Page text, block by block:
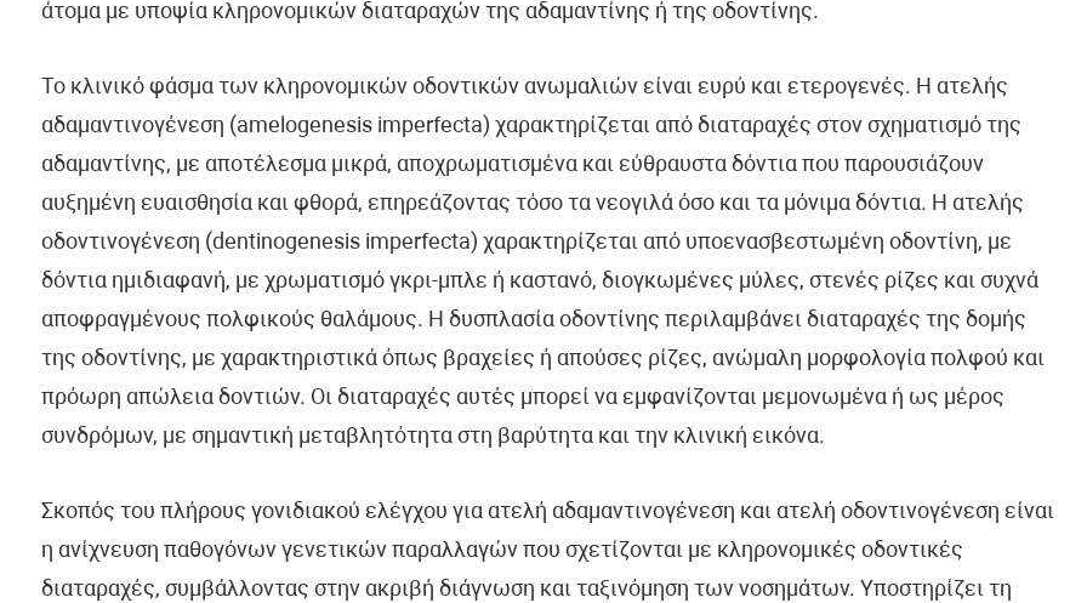
άτομα με υποψία κληρονομικών διαταραχών της αδαμαντίνης ή της οδοντίνης.
Το κλινικό φάσμα των κληρονομικών οδοντικών ανωμαλιών είναι ευρύ και ετερογενές. Η ατελής
αδαμαντινογένεση (amelogenesis imperfecta) χαρακτηρίζεται από διαταραχές στον σχηματισμό της
αδαμαντίνης, με αποτέλεσμα μικρά, αποχρωματισμένα και εύθραυστα δόντια που παρουσιάζουν
αυξημένη ευαισθησία και φθορά, επηρεάζοντας τόσο τα νεογιλά όσο και τα μόνιμα δόντια. Η ατελής
οδοντινογένεση (dentinogenesis imperfecta) χαρακτηρίζεται από υποενασβεστωμένη οδοντίνη, με
δόντια ημιδιαφανή, με χρωματισμό γκρι-μπλε ή καστανό, διογκωμένες μύλες, στενές ρίζες και συχνά
αποφραγμένους πολφικούς θαλάμους. Η δυσπλασία οδοντίνης περιλαμβάνει διαταραχές της δομής
της οδοντίνης, με χαρακτηριστικά όπως βραχείες ή απούσες ρίζες, ανώμαλη μορφολογία πολφού και
πρόωρη απώλεια δοντιών. Οι διαταραχές αυτές μπορεί να εμφανίζονται μεμονωμένα ή ως μέρος
συνδρόμων, με σημαντική μεταβλητότητα στη βαρύτητα και την κλινική εικόνα.
Σκοπός του πλήρους γονιδιακού ελέγχου για ατελή αδαμαντινογένεση και ατελή οδοντινογένεση είναι
η ανίχνευση παθογόνων γενετικών παραλλαγών που σχετίζονται με κληρονομικές οδοντικές
διαταραχές, συμβάλλοντας στην ακριβή διάγνωση και ταξινόμηση των νοσημάτων. Υποστηρίζει τη